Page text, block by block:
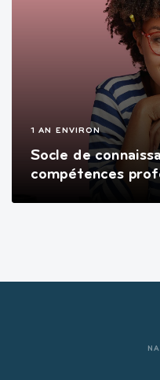
1 AN ENVIRON
Socle de
compétences